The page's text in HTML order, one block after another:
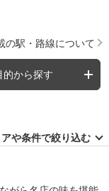
の駅・路線について
的から探す
や条件で絞り込む